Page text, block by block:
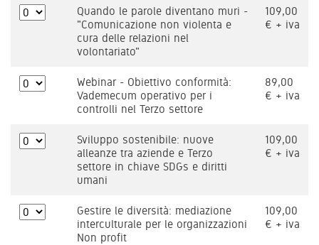
Quando le parole diventano muri -
"Comunicazione non violenta e
cura delle relazioni nel
volontariato"
109,00
€ + iva
Webinar - Obiettivo conformità:
Vademecum operativo per i
controlli nel Terzo settore
89,00
€ + iva
Sviluppo sostenibile: nuove
alleanze tra aziende e Terzo
settore in chiave SDGs e diritti
umani
109,00
€ + iva
Gestire le diversità: mediazione
interculturale per le organizzazioni
Non profit
109,00
€ + iva